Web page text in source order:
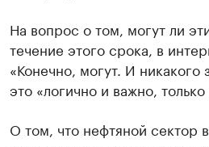
На вопрос о том, могут ли
течение этого срока, в
«Конечно, могут. И никакого
это «логично и важно,
О том, что нефтяной сектор